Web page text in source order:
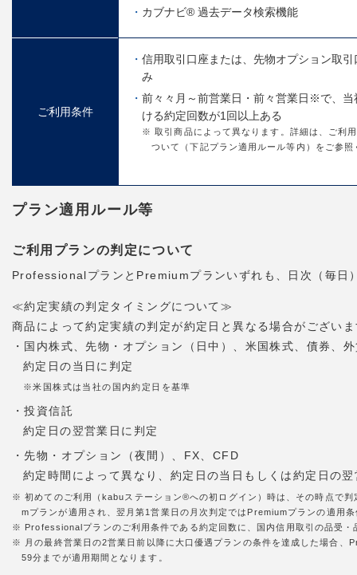
カブナビ® 過去データ検索機能
ご利用条件
信用取引口座または、先物オプション取
み
前々々月～前営業日・前々営業日※で、当
ける約定回数が1回以上ある
※ 取引商品によって異なります。詳細は、ご利
ついて（下記プラン適用ルール等内）をご参照
プラン適用ルール等
ご利用プランの判定について
ProfessionalプランとPremiumプランいずれも、日次（毎日
≪約定実績の判定タイミングについて≫
商品によって約定実績の判定が約定日と異なる場合がござい
・国内株式、先物・オプション（日中）、米国株式、債券、
約定日の当日に判定
※米国株式は当社の国内約定日を基準
・投資信託
約定日の翌営業日に判定
・先物・オプション（夜間）、FX、CFD
約定時間によって異なり、約定日の当日もしくは約定日の
※ 初めてのご利用（kabuステーション®への初ログイン）時は、その時点で
mプランが適用され、翌月第1営業日の月次判定ではPremiumプランの適用
※ Professionalプランのご利用条件である約定回数に、国内信用取引の品受
※ 月の最終営業日の2営業日前以降に大口優遇プランの条件を達成した場合
59分までが適用期間となります。